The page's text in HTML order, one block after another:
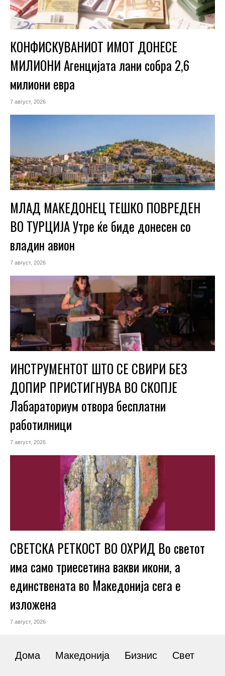
КОНФИСКУВАНИОТ ИМОТ ДОНЕСЕ
МИЛИОНИ Агенцијата лани собра 2,6
милиони евра
7 август, 2026
МЛАД МАКЕДОНЕЦ ТЕШКО ПОВРЕДЕН
ВО ТУРЦИЈА Утре ќе биде донесен со
владин авион
7 август, 2026
ИНСТРУМЕНТОТ ШТО СЕ СВИРИ БЕЗ
ДОПИР ПРИСТИГНУВА ВО СКОПЈЕ
Лабараториум отвора бесплатни
работилници
7 август, 2026
СВЕТСКА РЕТКОСТ ВО ОХРИД Во светот
има само триесетина вакви икони, а
единствената во Македонија сега е
изложена
7 август, 2026
Дома Македонија Бизнис Свет